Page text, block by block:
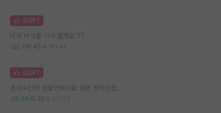
김GPT
미국 박사를 가야 할까요 ??
7 40 16444
김GPT
조교수인데 정출연박사들 보면 짠하긴함...
85 32 22725